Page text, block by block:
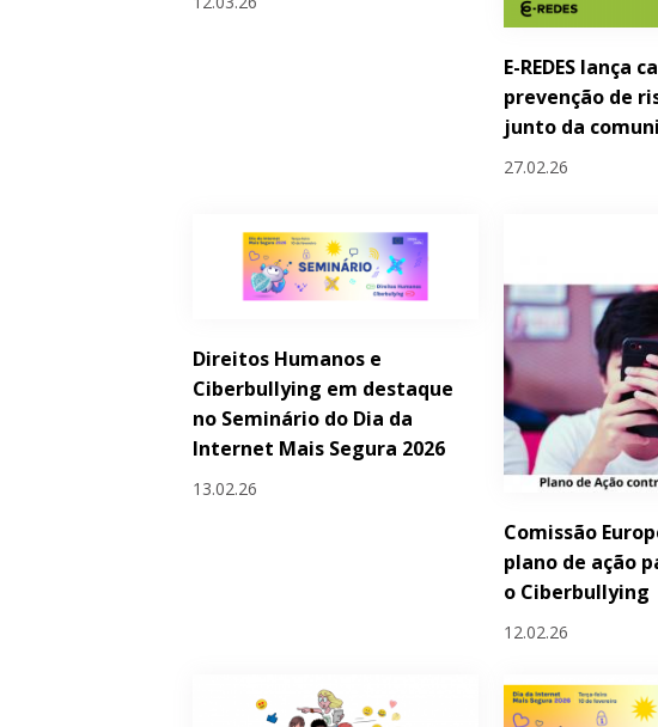
E-REDES lança
prevenção de
junto da
27.02.26
Direitos Humanos e
Ciberbullying em destaque
no Seminário do Dia da
Internet Mais Segura 2026
13.02.26
Comissão
plano de ação
o Ciberbullying
12.02.26